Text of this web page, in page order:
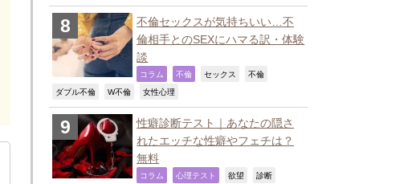
不倫セックスが気持ちいい…不
倫相手とのSEXにハマる訳・体験
談
コラム 不倫 セックス 不倫
ダブル不倫 W不倫 女性心理
性癖診断テスト｜あなたの隠さ
れたエッチな性癖やフェチは？
無料
コラム 心理テスト 欲望 診断